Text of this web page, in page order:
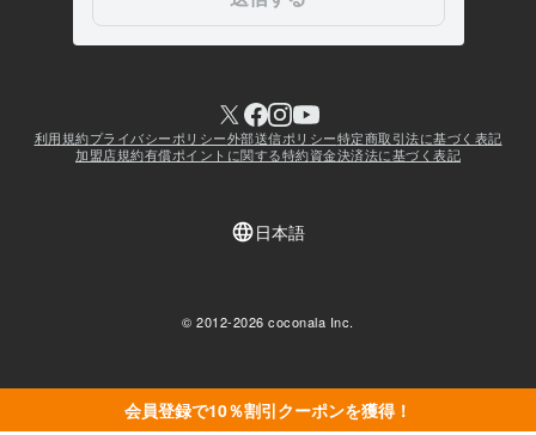
会員登録で10％割引クーポンを獲得！